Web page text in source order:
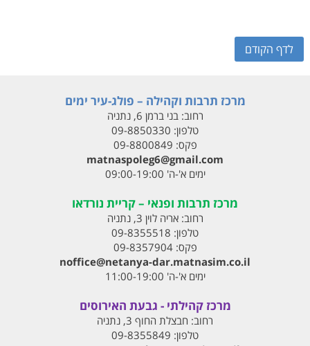
לדף הקודם
מרכז תרבות וקהילה – פולג-עיר ימים
רחוב:בני ברמן 6, נתניה
טלפון: 09-8850330
פקס: 09-8800849
matnaspoleg6@gmail.com
ימים א'-ה' 09:00-19:00
מרכז תרבות ופנאי – קריית נורדאו
רחוב:אריה לוין 3, נתניה
טלפון: 09-8355518
פקס:09-8357904
noffice@netanya-dar.matnasim.co.il
ימים א'-ה' 11:00-19:00
מרכז קהילתי - גבעת האירוסים
רחוב: חבצלת החוף 3, נתניה
טלפון: 09-8355849